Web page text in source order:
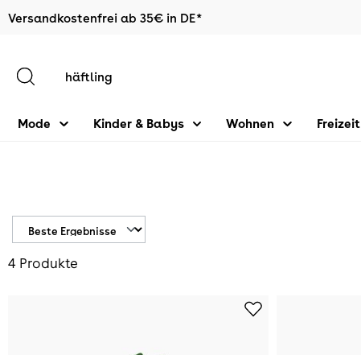
springen
Versandkostenfrei ab 35€ in DE*
Mode Kinder & Babys Wohnen Freizeit
4 Produkte